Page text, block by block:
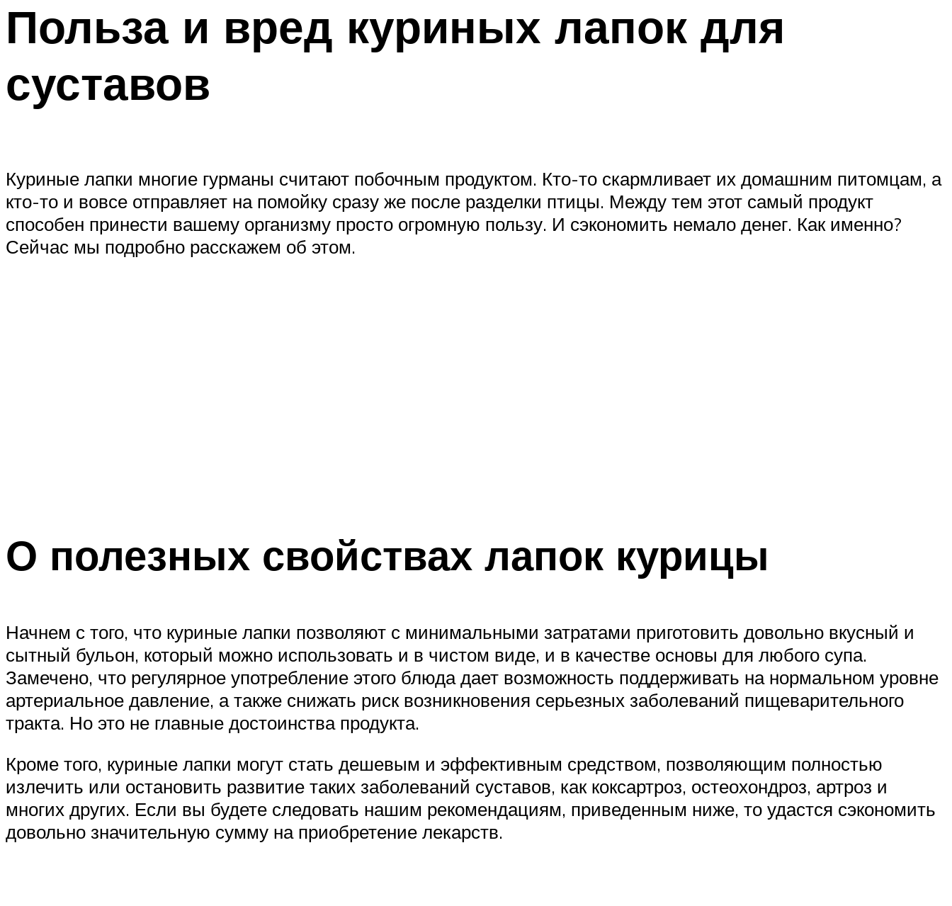
Польза и вред куриных лапок для
суставов
Куриные лапки многие гурманы считают побочным продуктом. Кто-то скармливает их домашним питомцам, а
кто-то и вовсе отправляет на помойку сразу же после разделки птицы. Между тем этот самый продукт
способен принести вашему организму просто огромную пользу. И сэкономить немало денег. Как именно?
Сейчас мы подробно расскажем об этом.
О полезных свойствах лапок курицы
Начнем с того, что куриные лапки позволяют с минимальными затратами приготовить довольно вкусный и
сытный бульон, который можно использовать и в чистом виде, и в качестве основы для любого супа.
Замечено, что регулярное употребление этого блюда дает возможность поддерживать на нормальном уровне
артериальное давление, а также снижать риск возникновения серьезных заболеваний пищеварительного
тракта. Но это не главные достоинства продукта.
Кроме того, куриные лапки могут стать дешевым и эффективным средством, позволяющим полностью
излечить или остановить развитие таких заболеваний суставов, как коксартроз, остеохондроз, артроз и
многих других. Если вы будете следовать нашим рекомендациям, приведенным ниже, то удастся сэкономить
довольно значительную сумму на приобретение лекарств.